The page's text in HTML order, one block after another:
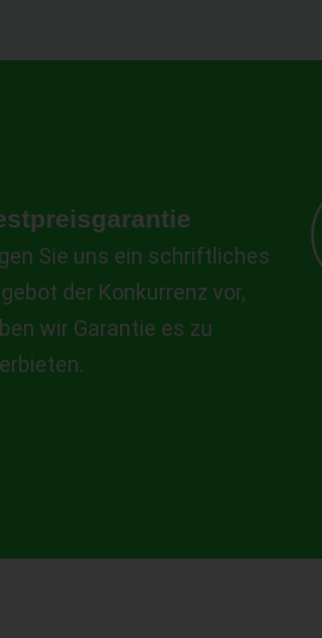
Sie uns ein schriftliches
der Konkurrenz vor,
wir Garantie es zu